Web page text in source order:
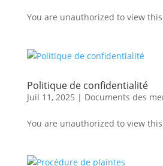
You are unauthorized to view
Politique de confidentialité
Juil 11, 2025 | Documents des
You are unauthorized to view